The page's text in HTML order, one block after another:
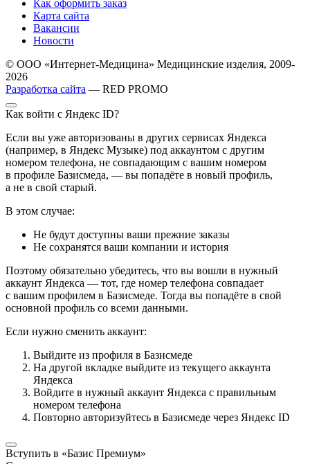
Как оформить заказ
Карта сайта
Вакансии
Новости
© ООО «Интернет-Медицина» Медицинские изделия, 2009-
2026
Разработка сайта — RED PROMO
Как войти с Яндекс ID?
Если вы уже авторизованы в других сервисах Яндекса
(например, в Яндекс Музыке) под аккаунтом с другим
номером телефона, не совпадающим с вашим номером
в профиле Базисмеда, — вы попадёте в новый профиль,
а не в свой старый.
В этом случае:
Не будут доступны ваши прежние заказы
Не сохранятся ваши компании и история
Поэтому обязательно убедитесь, что вы вошли в нужный
аккаунт Яндекса — тот, где номер телефона совпадает
с вашим профилем в Базисмеде. Тогда вы попадёте в свой
основной профиль со всеми данными.
Если нужно сменить аккаунт:
Выйдите из профиля в Базисмеде
На другой вкладке выйдите из текущего аккаунта
Яндекса
Войдите в нужный аккаунт Яндекса с правильным
номером телефона
Повторно авторизуйтесь в Базисмеде через Яндекс ID
Вступить в «Базис Премиум»